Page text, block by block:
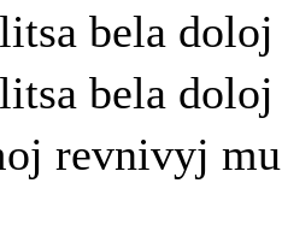
bela
bela
revnivyj